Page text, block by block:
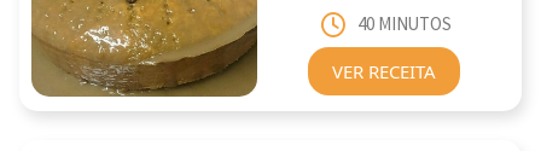
40 MINUTOS
VER RECEITA